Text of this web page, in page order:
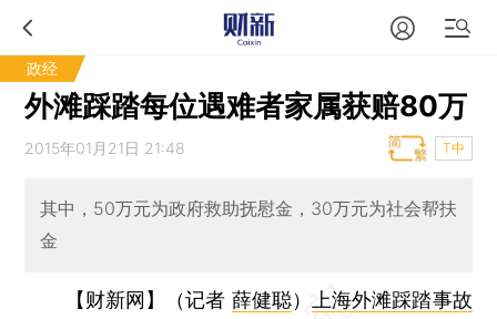
政经
外滩踩踏每位遇难者家属获赔80万
2015年01月21日 21:48 T中
其中，50万元为政府救助抚慰金，30万元为社会帮扶
金
【财新网】（记者 薛健聪）
上海外滩踩踏事故